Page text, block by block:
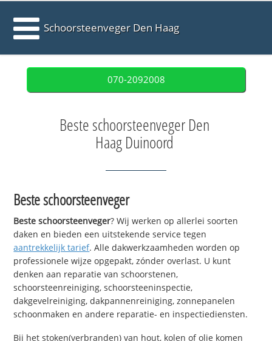
Schoorsteenveger Den Haag
070-2092008
Beste schoorsteenveger Den
Haag Duinoord
Beste schoorsteenveger
Beste schoorsteenveger? Wij werken op allerlei soorten
daken en bieden een uitstekende service tegen
aantrekkelijk tarief. Alle dakwerkzaamheden worden op
professionele wijze opgepakt, zónder overlast. U kunt
denken aan reparatie van schoorstenen,
schoorsteenreiniging, schoorsteeninspectie,
dakgevelreiniging, dakpannenreiniging, zonnepanelen
schoonmaken en andere reparatie- en inspectiediensten.
Bij het stoken(verbranden) van hout, kolen of olie komen